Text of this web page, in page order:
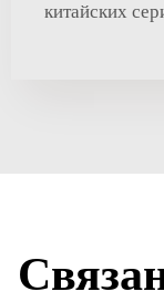
китайских